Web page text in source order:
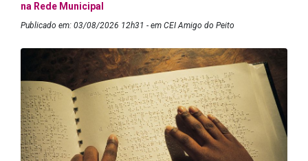
na Rede Municipal
Publicado em: 03/08/2026 12h31 - em CEI Amigo do Peito